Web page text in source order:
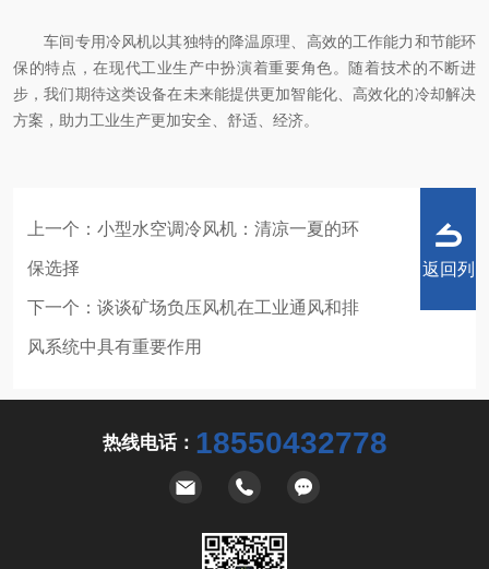
车间专用冷风机以其独特的降温原理、高效的工作能力和节能环
保的特点，在现代工业生产中扮演着重要角色。随着技术的不断进
步，我们期待这类设备在未来能提供更加智能化、高效化的冷却解决
方案，助力工业生产更加安全、舒适、经济。
上一个： 小型水空调冷风机：清凉一夏的环
保选择
下一个： 谈谈矿场负压风机在工业通风和排
风系统中具有重要作用
返回列
热线电话： 18550432778